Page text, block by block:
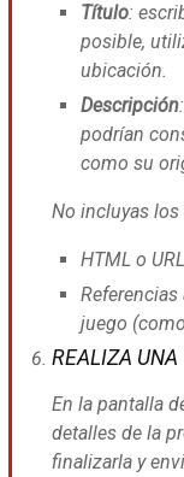
Título:
posible,
ubicación.
Descripción
podrían
como su
No incluyas
HTML o URL
juego
REALIZA UNA
En la pantalla
detalles de la
finalizarla y